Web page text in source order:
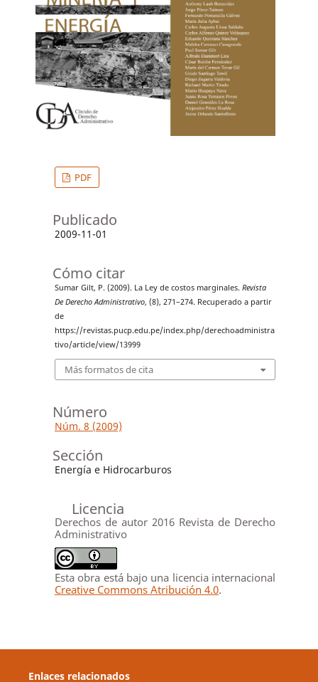
PDF
Publicado
2009-11-01
Cómo citar
Sumar Gilt, P. (2009). La Ley de costos marginales. Revista
De Derecho Administrativo, (8), 271–274. Recuperado a partir
de
https://revistas.pucp.edu.pe/index.php/derechoadministra
tivo/article/view/13999
Más formatos de cita
Número
Núm. 8 (2009)
Sección
Energía e Hidrocarburos
Licencia
Derechos de autor 2016 Revista de Derecho
Administrativo
Esta obra está bajo una licencia internacional
Creative Commons Atribución 4.0.
Enlaces relacionados